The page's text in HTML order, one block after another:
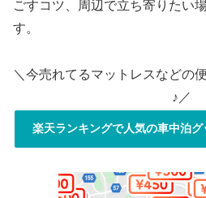
ごすコツ、周辺で立ち寄りたい
す。
＼今売れてるマットレスなどの
♪／
楽天ランキングで人気の車中泊